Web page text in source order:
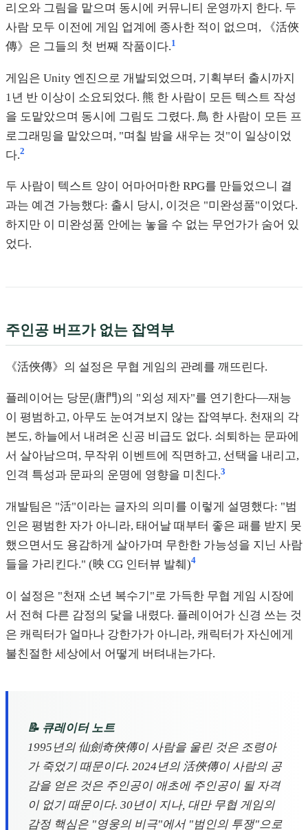
리오와 그림을 맡으며 동시에 커뮤니티 운영까지 한다. 두
사람 모두 이전에 게임 업계에 종사한 적이 없으며, 《活俠
傳》은 그들의 첫 번째 작품이다.1
게임은 Unity 엔진으로 개발되었으며, 기획부터 출시까지
1년 반 이상이 소요되었다. 熊 한 사람이 모든 텍스트 작성
을 도맡았으며 동시에 그림도 그렸다. 鳥 한 사람이 모든 프
로그래밍을 맡았으며, "며칠 밤을 새우는 것"이 일상이었
다.2
두 사람이 텍스트 양이 어마어마한 RPG를 만들었으니 결
과는 예견 가능했다: 출시 당시, 이것은 "미완성품"이었다.
하지만 이 미완성품 안에는 놓을 수 없는 무언가가 숨어 있
었다.
주인공 버프가 없는 잡역부
《活俠傳》의 설정은 무협 게임의 관례를 깨뜨린다.
플레이어는 당문(唐門)의 "외성 제자"를 연기한다—재능
이 평범하고, 아무도 눈여겨보지 않는 잡역부다. 천재의 각
본도, 하늘에서 내려온 신공 비급도 없다. 쇠퇴하는 문파에
서 살아남으며, 무작위 이벤트에 직면하고, 선택을 내리고,
인격 특성과 문파의 운명에 영향을 미친다.3
개발팀은 "活"이라는 글자의 의미를 이렇게 설명했다: "범
인은 평범한 자가 아니라, 태어날 때부터 좋은 패를 받지 못
했으면서도 용감하게 살아가며 무한한 가능성을 지닌 사람
들을 가리킨다." (映 CG 인터뷰 발췌)4
이 설정은 "천재 소년 복수기"로 가득한 무협 게임 시장에
서 전혀 다른 감정의 닻을 내렸다. 플레이어가 신경 쓰는 것
은 캐릭터가 얼마나 강한가가 아니라, 캐릭터가 자신에게
불친절한 세상에서 어떻게 버텨내는가다.
📝 큐레이터 노트
1995년의 仙劍奇俠傳이 사람을 울린 것은 조령아
가 죽었기 때문이다. 2024년의 活俠傳이 사람의 공
감을 얻은 것은 주인공이 애초에 주인공이 될 자격
이 없기 때문이다. 30년이 지나, 대만 무협 게임의
감정 핵심은 "영웅의 비극"에서 "범인의 투쟁"으로